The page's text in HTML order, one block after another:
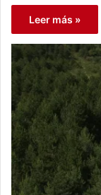
Leer más »